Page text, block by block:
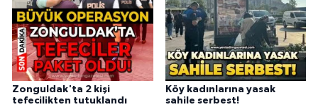
Zonguldak'ta 2 kişi
tefecilikten tutuklandı
Köy kadınlarına yasak
sahile serbest!